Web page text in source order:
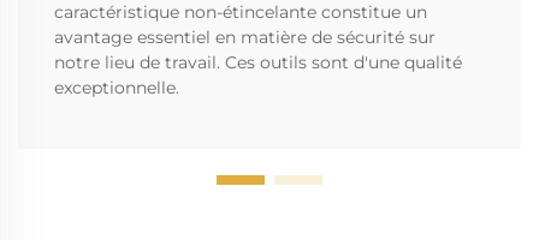
caractéristique non-étincelante constitue un
avantage essentiel en matière de sécurité sur
notre lieu de travail. Ces outils sont d'une qualité
exceptionnelle.